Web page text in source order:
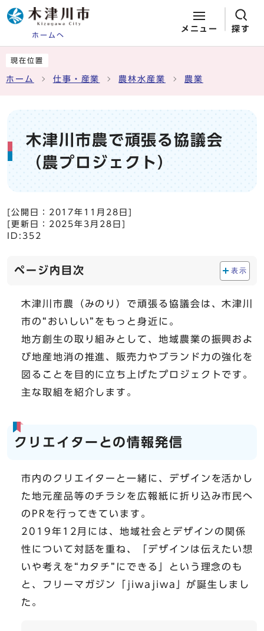
ホームへ
メニュー 探す
現在位置
ホーム 仕事・産業 農林水産業 農業
木津川市農で頑張る協議会
（農プロジェクト）
[公開日： 2017年11月28日
[更新日： 2025年3月28日
ID:352
ページ内目次 表示
木津川市農（みのり）で頑張る協議会は、木津川
市の“おいしい”をもっと身近に。
地方創生の取り組みとして、地域農業の振興およ
び地産地消の推進、販売力やブランド力の強化を
図ることを目的に立ち上げたプロジェクトです。
主な取組を紹介します。
クリエイターとの情報発信
市内のクリエイターと一緒に、デザインを活かし
た地元産品等のチラシを広報紙に折り込み市民へ
のPRを行ってきています。
2019年12月には、地域社会とデザインの関係
性について対話を重ね、「デザインは伝えたい想
いや考えを“カタチ”にできる」という理念のも
と、フリーマガジン「jiwajiwa」が誕生しまし
た。